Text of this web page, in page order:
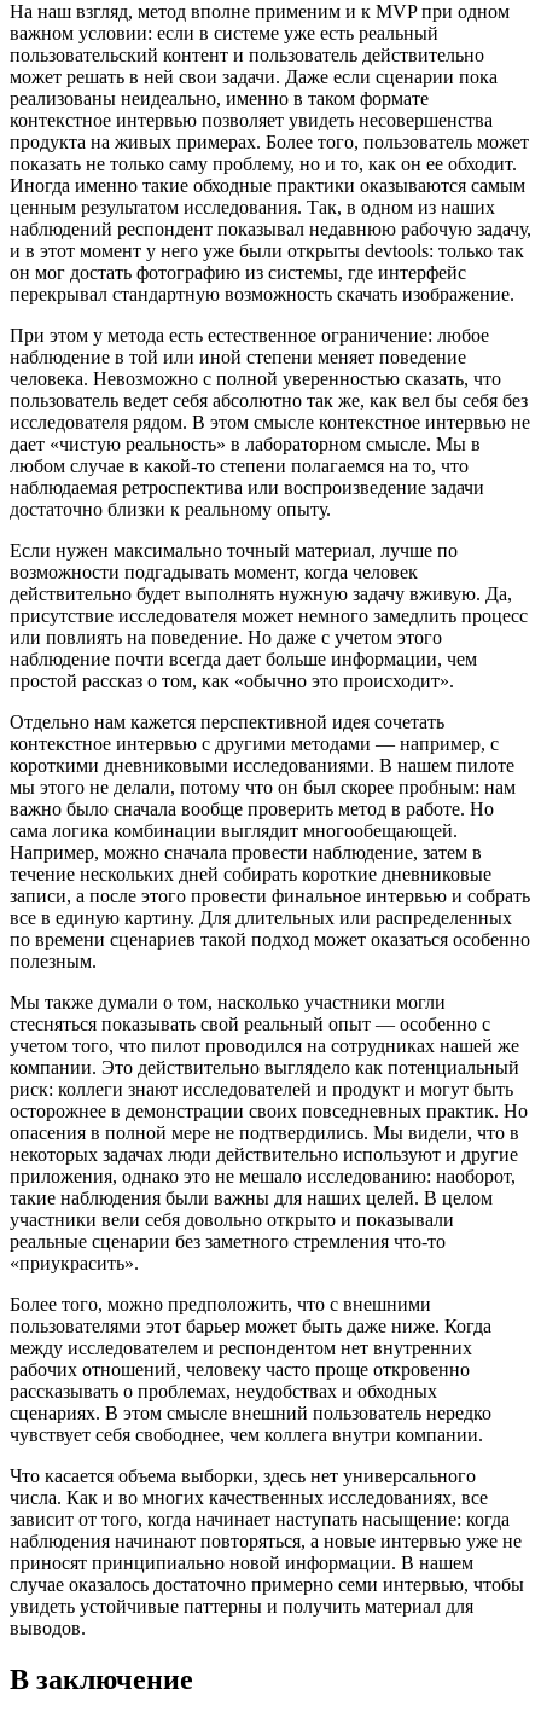
На наш взгляд, метод вполне применим и к MVP при одном
важном условии: если в системе уже есть реальный
пользовательский контент и пользователь действительно
может решать в ней свои задачи. Даже если сценарии пока
реализованы неидеально, именно в таком формате
контекстное интервью позволяет увидеть несовершенства
продукта на живых примерах. Более того, пользователь может
показать не только саму проблему, но и то, как он ее обходит.
Иногда именно такие обходные практики оказываются самым
ценным результатом исследования. Так, в одном из наших
наблюдений респондент показывал недавнюю рабочую задачу,
и в этот момент у него уже были открыты devtools: только так
он мог достать фотографию из системы, где интерфейс
перекрывал стандартную возможность скачать изображение.
При этом у метода есть естественное ограничение: любое
наблюдение в той или иной степени меняет поведение
человека. Невозможно с полной уверенностью сказать, что
пользователь ведет себя абсолютно так же, как вел бы себя без
исследователя рядом. В этом смысле контекстное интервью не
дает «чистую реальность» в лабораторном смысле. Мы в
любом случае в какой-то степени полагаемся на то, что
наблюдаемая ретроспектива или воспроизведение задачи
достаточно близки к реальному опыту.
Если нужен максимально точный материал, лучше по
возможности подгадывать момент, когда человек
действительно будет выполнять нужную задачу вживую. Да,
присутствие исследователя может немного замедлить процесс
или повлиять на поведение. Но даже с учетом этого
наблюдение почти всегда дает больше информации, чем
простой рассказ о том, как «обычно это происходит».
Отдельно нам кажется перспективной идея сочетать
контекстное интервью с другими методами — например, с
короткими дневниковыми исследованиями. В нашем пилоте
мы этого не делали, потому что он был скорее пробным: нам
важно было сначала вообще проверить метод в работе. Но
сама логика комбинации выглядит многообещающей.
Например, можно сначала провести наблюдение, затем в
течение нескольких дней собирать короткие дневниковые
записи, а после этого провести финальное интервью и собрать
все в единую картину. Для длительных или распределенных
по времени сценариев такой подход может оказаться особенно
полезным.
Мы также думали о том, насколько участники могли
стесняться показывать свой реальный опыт — особенно с
учетом того, что пилот проводился на сотрудниках нашей же
компании. Это действительно выглядело как потенциальный
риск: коллеги знают исследователей и продукт и могут быть
осторожнее в демонстрации своих повседневных практик. Но
опасения в полной мере не подтвердились. Мы видели, что в
некоторых задачах люди действительно используют и другие
приложения, однако это не мешало исследованию: наоборот,
такие наблюдения были важны для наших целей. В целом
участники вели себя довольно открыто и показывали
реальные сценарии без заметного стремления что-то
«приукрасить».
Более того, можно предположить, что с внешними
пользователями этот барьер может быть даже ниже. Когда
между исследователем и респондентом нет внутренних
рабочих отношений, человеку часто проще откровенно
рассказывать о проблемах, неудобствах и обходных
сценариях. В этом смысле внешний пользователь нередко
чувствует себя свободнее, чем коллега внутри компании.
Что касается объема выборки, здесь нет универсального
числа. Как и во многих качественных исследованиях, все
зависит от того, когда начинает наступать насыщение: когда
наблюдения начинают повторяться, а новые интервью уже не
приносят принципиально новой информации. В нашем
случае оказалось достаточно примерно семи интервью, чтобы
увидеть устойчивые паттерны и получить материал для
выводов.
В заключение